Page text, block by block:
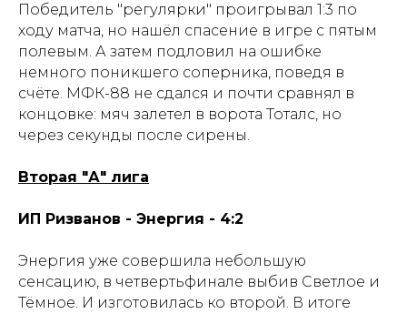
Победитель "регулярки" проигрывал 1:3 по
ходу матча, но нашёл спасение в игре с пятым
полевым. А затем подловил на ошибке
немного поникшего соперника, поведя в
счёте. МФК-88 не сдался и почти сравнял в
концовке: мяч залетел в ворота Тоталс, но
через секунды после сирены.
Вторая "А" лига
ИП Ризванов - Энергия - 4:2
Энергия уже совершила небольшую
сенсацию, в четвертьфинале выбив Светлое и
Тёмное. И изготовилась ко второй. В итоге